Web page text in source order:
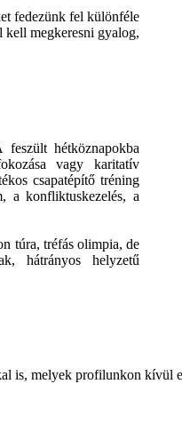
fedezünk fel különféle
kell megkeresni gyalog,
hétköznapokba
vagy karitatív
csapatépítő tréning
a konfliktuskezelés, a
túra, tréfás olimpia, de
hátrányos helyzetű
is, melyek profilunkon kívül